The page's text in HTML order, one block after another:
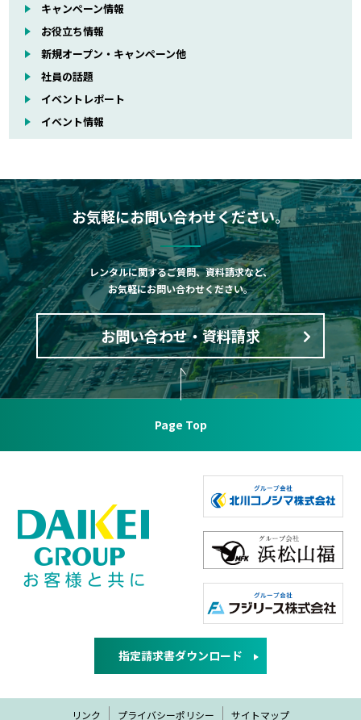
キャンペーン情報
お役立ち情報
新規オープン・キャンペーン他
社員の話題
イベントレポート
イベント情報
お気軽にお問い合わせください。
レンタルに関するご質問、資料請求など、
お気軽にお問い合わせください。
お問い合わせ・資料請求
Page Top
指定請求書ダウンロード
リンク プライバシーポリシー サイトマップ